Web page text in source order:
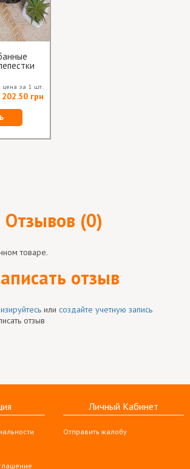
цена за 1 шт.
202.50 грн
Отзывов (0)
товаре.
отзыв
или создайте учетную запись
отзыв
Личный Кабинет
Отправить жалобу